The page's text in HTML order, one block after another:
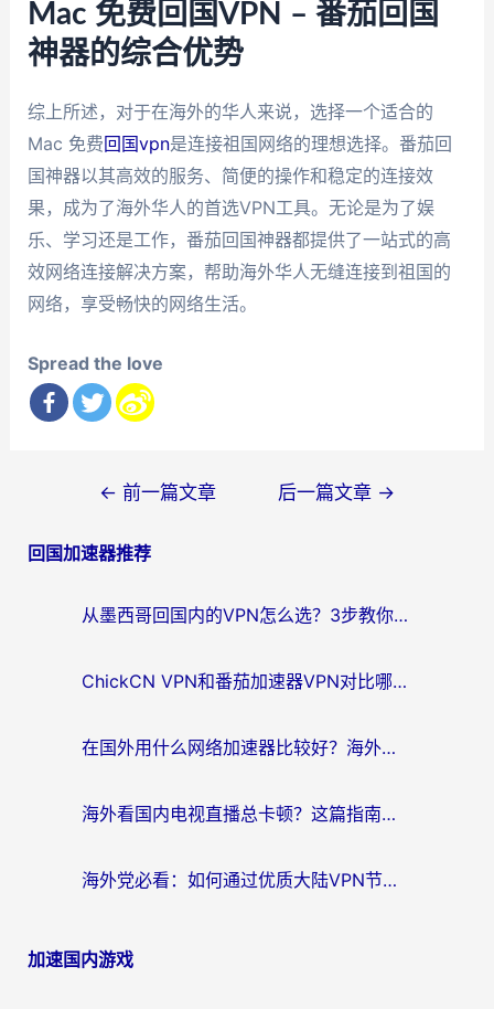
Mac 免费回国VPN – 番茄回国
神器的综合优势
综上所述，对于在海外的华人来说，选择一个适合的
Mac 免费回国vpn是连接祖国网络的理想选择。番茄回
国神器以其高效的服务、简便的操作和稳定的连接效
果，成为了海外华人的首选VPN工具。无论是为了娱
乐、学习还是工作，番茄回国神器都提供了一站式的高
效网络连接解决方案，帮助海外华人无缝连接到祖国的
网络，享受畅快的网络生活。
Spread the love
导
← 前一篇文章 后一篇文章 →
回国加速器推荐
从墨西哥回国内的VPN怎么选？3步教你无缝刷剧、玩国服游戏
ChickCN VPN和番茄加速器VPN对比哪个回国效果更好？海外党亲测后的真实答案
在国外用什么网络加速器比较好？海外党亲测：从痛点到解决方案的全攻略
海外看国内电视直播总卡顿？这篇指南教你选对回国加速器，无缝追剧不发愁
海外党必看：如何通过优质大陆VPN节点无缝访问国内资源？
加速国内游戏